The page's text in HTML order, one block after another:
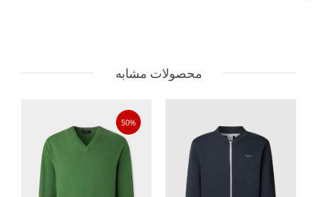
محصولات مشابه
50%